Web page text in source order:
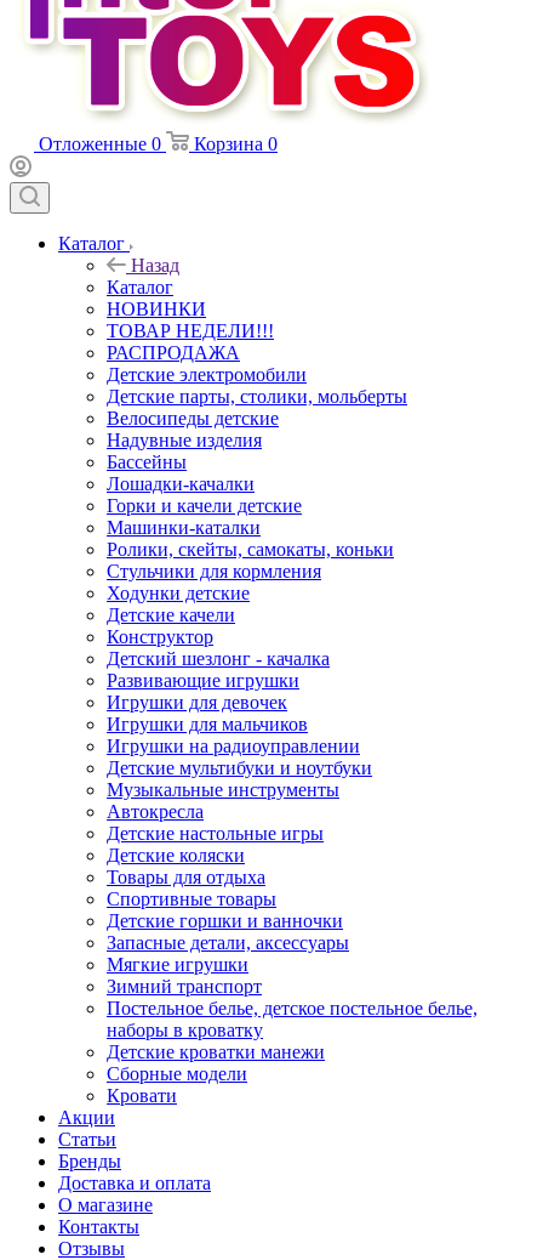
Отложенные 0 Корзина 0
Каталог
Назад
Каталог
НОВИНКИ
ТОВАР НЕДЕЛИ!!!
РАСПРОДАЖА
Детские электромобили
Детские парты, столики, мольберты
Велосипеды детские
Надувные изделия
Бассейны
Лошадки-качалки
Горки и качели детские
Машинки-каталки
Ролики, скейты, самокаты, коньки
Стульчики для кормления
Ходунки детские
Детские качели
Конструктор
Детский шезлонг - качалка
Развивающие игрушки
Игрушки для девочек
Игрушки для мальчиков
Игрушки на радиоуправлении
Детские мультибуки и ноутбуки
Музыкальные инструменты
Автокресла
Детские настольные игры
Детские коляски
Товары для отдыха
Спортивные товары
Детские горшки и ванночки
Запасные детали, аксессуары
Мягкие игрушки
Зимний транспорт
Постельное белье, детское постельное белье,
наборы в кроватку
Детские кроватки манежи
Сборные модели
Кровати
Акции
Статьи
Бренды
Доставка и оплата
О магазине
Контакты
Отзывы